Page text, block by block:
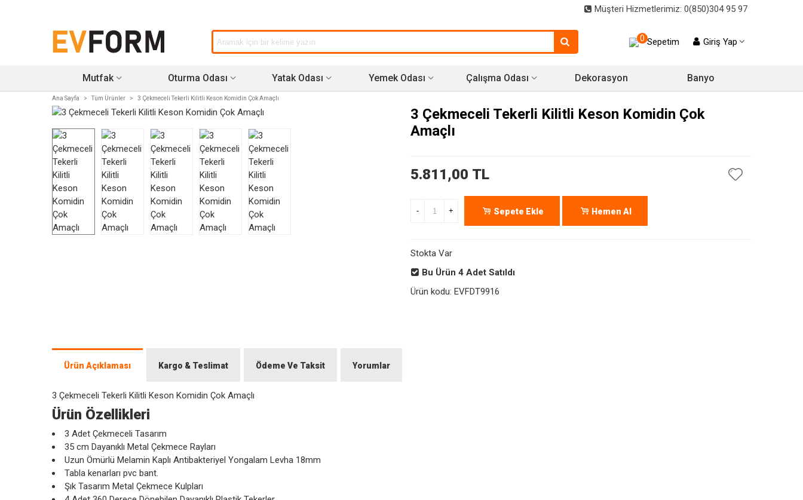
Müşteri Hizmetlerimiz: 0(850)304 95 97
0 Sepetim Giriş Yap
Mutfak Oturma Odası Yatak Odası Yemek Odası Çalışma Odası Dekorasyon Banyo
Ana Sayfa > Tüm Ürünler > 3 Çekmeceli Tekerli Kilitli Keson Komidin Çok Amaçlı
3 Çekmeceli Tekerli Kilitli Keson Komidin Çok
Amaçlı
5.811,00 TL
- + Sepete Ekle Hemen Al
Stokta Var
Bu Ürün 4 Adet Satıldı
Ürün kodu: EVFDT9916
Ürün Açıklaması Kargo & Teslimat Ödeme Ve Taksit Yorumlar
3 Çekmeceli Tekerli Kilitli Keson Komidin Çok Amaçlı
Ürün Özellikleri
3 Adet Çekmeceli Tasarım
35 cm Dayanıklı Metal Çekmece Rayları
Uzun Ömürlü Melamin Kaplı Antibakteriyel Yongalam Levha 18mm
Tabla kenarları pvc bant.
Şık Tasarım Metal Çekmece Kulpları